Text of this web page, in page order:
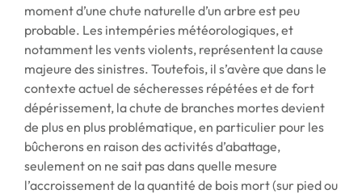
moment d’une chute naturelle d’un arbre est peu
probable. Les intempéries météorologiques, et
notamment les vents violents, représentent la cause
majeure des sinistres. Toutefois, il s’avère que dans le
contexte actuel de sécheresses répétées et de fort
dépérissement, la chute de branches mortes devient
de plus en plus problématique, en particulier pour les
bûcherons en raison des activités d’abattage,
seulement on ne sait pas dans quelle mesure
l’accroissement de la quantité de bois mort (sur pied ou